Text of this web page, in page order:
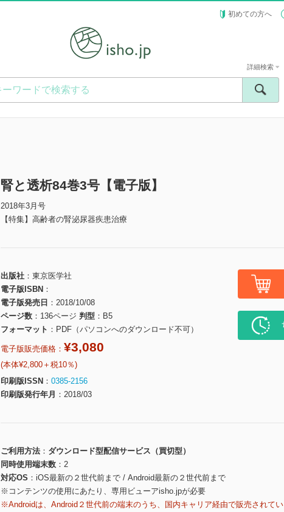
初めての方へ
詳細検索
腎と透析84巻3号【電子版】
2018年3月号
【特集】高齢者の腎泌尿器疾患治療
出版社
東京医学社
電子版ISBN
電子版発売日
2018/10/08
ページ数
136ページ 判型
B5
フォーマット
PDF（パソコンへのダウンロード不可）
電子版販売価格： ¥3,080
(本体¥2,800＋税10％)
印刷版ISSN
0385-2156
印刷版発行年月
2018/03
ご利用方法
ダウンロード型配信サービス（買切型）
同時使用端末数
2
対応OS
iOS最新の２世代前まで / Android最新の２世代前まで
※コンテンツの使用にあたり、専用ビューアisho.jpが必要
※Androidは、Android２世代前の端末のうち、国内キャリア経由で販売されてい